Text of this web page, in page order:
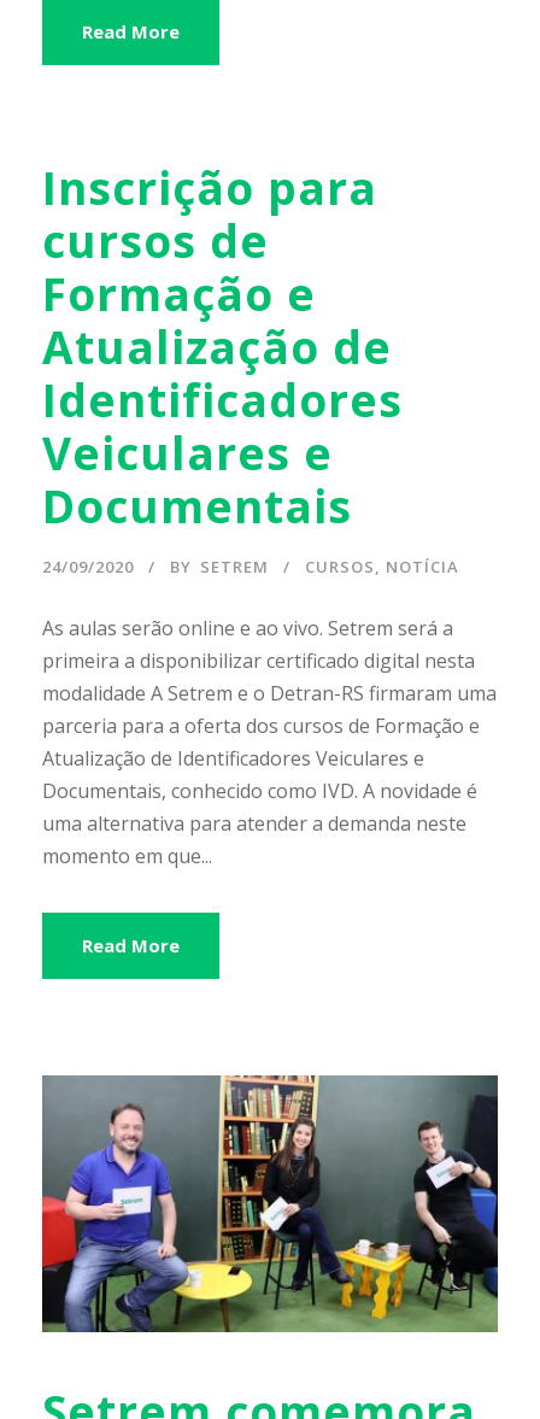
Read More
Inscrição para
cursos de
Formação e
Atualização de
Identificadores
Veiculares e
Documentais
24/09/2020 BY SETREM CURSOS, NOTÍCIA
As aulas serão online e ao vivo. Setrem será a
primeira a disponibilizar certificado digital nesta
modalidade A Setrem e o Detran-RS firmaram uma
parceria para a oferta dos cursos de Formação e
Atualização de Identificadores Veiculares e
Documentais, conhecido como IVD. A novidade é
uma alternativa para atender a demanda neste
momento em que...
Read More